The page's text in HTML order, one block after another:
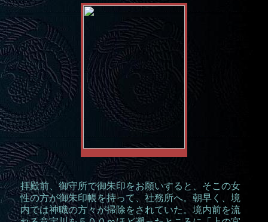
拝殿前、御守所で御朱印をお願いすると、そこの女
性の方が御朱印帳を持って、社務所へ。朝早く、境
内では神職の方々が掃除をされていた。境内前を流